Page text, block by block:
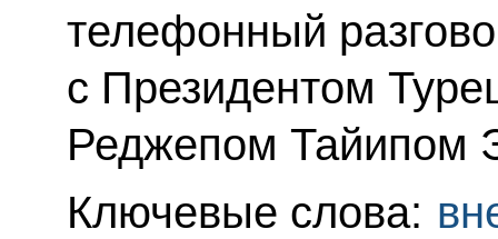
телефонный
с Президентом
Реджепом Тайипом
Ключевые слова: